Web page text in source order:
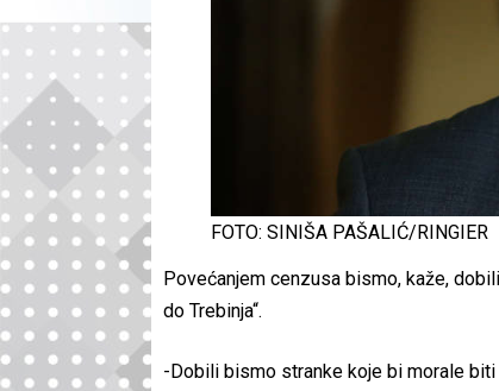
FOTO: SINIŠA PAŠALIĆ/RINGIER
Povećanjem cenzusa bismo, kaže,
do Trebinja“.
-Dobili bismo stranke koje bi morale